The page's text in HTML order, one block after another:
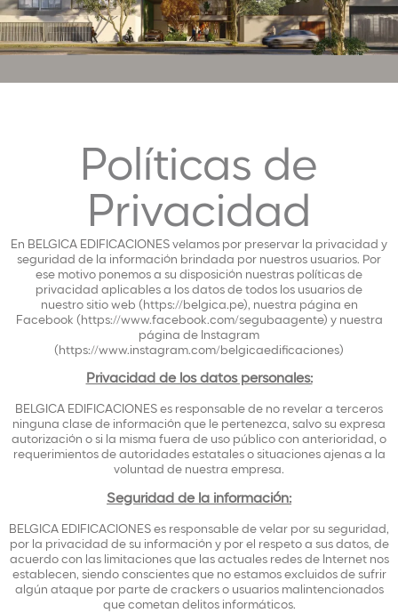
Políticas de
Privacidad
En BELGICA EDIFICACIONES velamos por preservar la privacidad y
seguridad de la información brindada por nuestros usuarios. Por
ese motivo ponemos a su disposición nuestras políticas de
privacidad aplicables a los datos de todos los usuarios de
nuestro sitio web (https://belgica.pe), nuestra página en
Facebook (https://www.facebook.com/segubaagente) y nuestra
página de Instagram
(https://www.instagram.com/belgicaedificaciones)
Privacidad de los datos personales:
BELGICA EDIFICACIONES es responsable de no revelar a terceros
ninguna clase de información que le pertenezca, salvo su expresa
autorización o si la misma fuera de uso público con anterioridad, o
requerimientos de autoridades estatales o situaciones ajenas a la
voluntad de nuestra empresa.
Seguridad de la información:
BELGICA EDIFICACIONES es responsable de velar por su seguridad,
por la privacidad de su información y por el respeto a sus datos, de
acuerdo con las limitaciones que las actuales redes de Internet nos
establecen, siendo conscientes que no estamos excluidos de sufrir
algún ataque por parte de crackers o usuarios malintencionados
que cometan delitos informáticos.